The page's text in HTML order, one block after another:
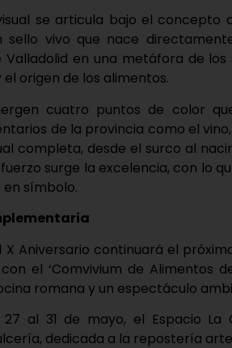
se articula bajo el concepto
sello vivo que nace
Valladolid en una metáfora de
origen de los alimentos.
cuatro puntos de color
de la provincia como el
completa, desde el surco al
surge la excelencia, con lo
símbolo.
Aniversario continuará el
el ‘Comvivium de Alimentos
romana y un espectáculo
27 al 31 de mayo, el Espacio
dedicada a la repostería